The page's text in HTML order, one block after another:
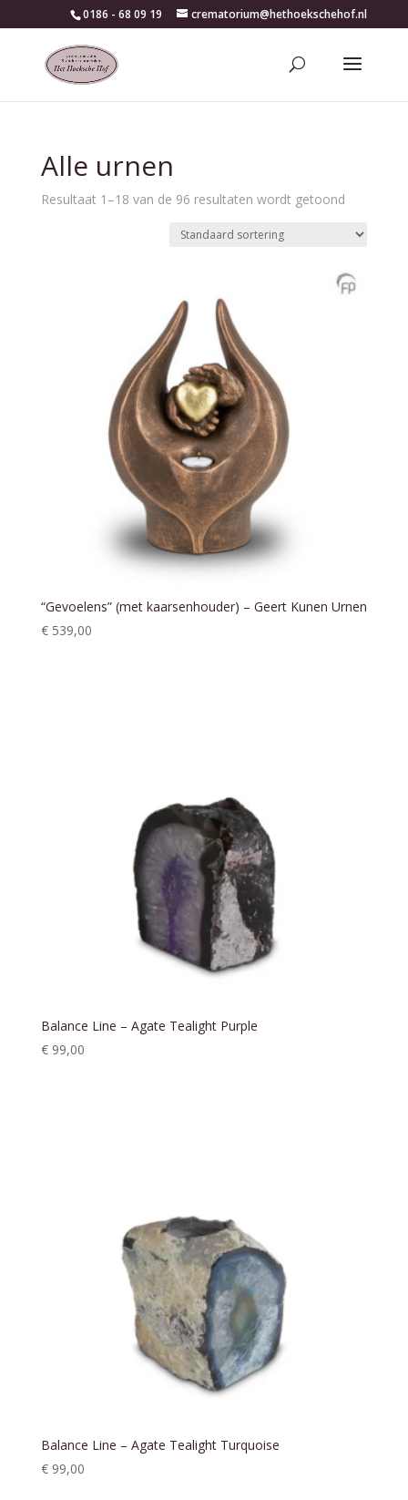
0186 - 68 09 19 crematorium@hethoekschehof.nl
Alle urnen
Resultaat 1–18 van de 96 resultaten wordt getoond
“Gevoelens” (met kaarsenhouder) – Geert Kunen Urnen
€539,00
Balance Line – Agate Tealight Purple
€99,00
Balance Line – Agate Tealight Turquoise
€99,00